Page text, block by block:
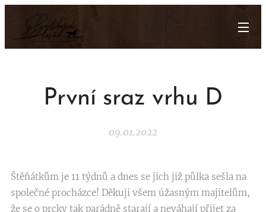
První sraz vrhu D
09.01.2022
Štěňátkům je 11 týdnů a dnes se jich již půlka sešla na
společné procházce! Děkuji všem úžasným majitelům,
že se o prcky tak parádně starají a neváhají přijet za